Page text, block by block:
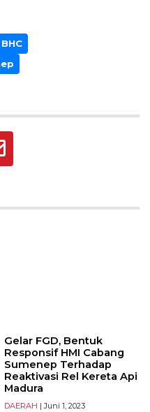
BHC
Gelar FGD, Bentuk
Responsif HMI Cabang
Sumenep Terhadap
Reaktivasi Rel Kereta Api
Madura
DAERAH | Juni 1, 2023